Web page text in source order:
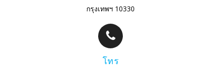
กรุงเทพฯ 10330
โทร